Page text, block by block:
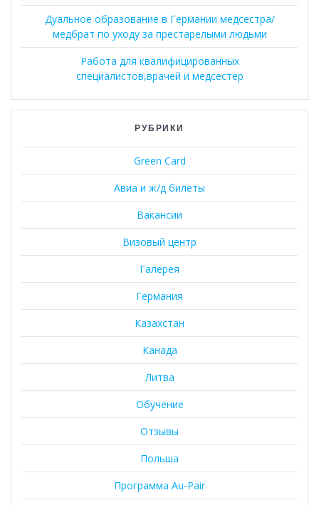
Дуальное образование в Германии медсестра/
медбрат по уходу за престарелыми людьми
Работа для квалифицированных
специалистов,врачей и медсестер
РУБРИКИ
Green Card
Авиа и ж/д билеты
Вакансии
Визовый центр
Галерея
Германия
Казахстан
Канада
Литва
Обучение
Отзывы
Польша
Программа Au-Pair